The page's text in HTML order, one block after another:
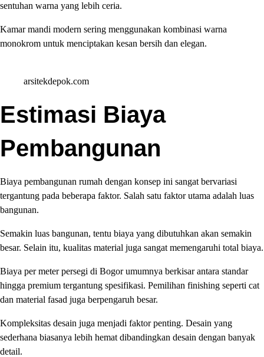
sentuhan warna yang lebih ceria.
Kamar mandi modern sering menggunakan kombinasi warna
monokrom untuk menciptakan kesan bersih dan elegan.
arsitekdepok.com
Estimasi Biaya
Pembangunan
Biaya pembangunan rumah dengan konsep ini sangat bervariasi
tergantung pada beberapa faktor. Salah satu faktor utama adalah luas
bangunan.
Semakin luas bangunan, tentu biaya yang dibutuhkan akan semakin
besar. Selain itu, kualitas material juga sangat memengaruhi total biaya.
Biaya per meter persegi di Bogor umumnya berkisar antara standar
hingga premium tergantung spesifikasi. Pemilihan finishing seperti cat
dan material fasad juga berpengaruh besar.
Kompleksitas desain juga menjadi faktor penting. Desain yang
sederhana biasanya lebih hemat dibandingkan desain dengan banyak
detail.